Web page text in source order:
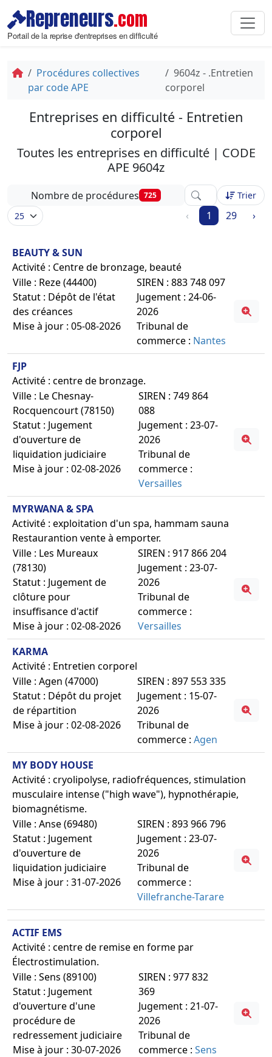
Repreneurs.com
Portail de la reprise d'entreprises en difficulté
Procédures collectives
par code APE
9604z - .Entretien
corporel
Entreprises en difficulté - Entretien
corporel
Toutes les entreprises en difficulté | CODE
APE 9604z
Nombre de procédures 725 Affinez votreTrier
‹ 1 29 ›
BEAUTY & SUN
Activité : Centre de bronzage, beauté
Ville : Reze (44400)
Statut : Dépôt de l'état
des créances
Mise à jour : 05-08-2026
SIREN : 883 748 097
Jugement : 24-06-
2026
Tribunal de
commerce : Nantes
FJP
Activité : centre de bronzage.
Ville : Le Chesnay-
Rocquencourt (78150)
Statut : Jugement
d'ouverture de
liquidation judiciaire
Mise à jour : 02-08-2026
SIREN : 749 864
088
Jugement : 23-07-
2026
Tribunal de
commerce :
Versailles
MYRWANA & SPA
Activité : exploitation d'un spa, hammam sauna
Restaurantion vente à emporter.
Ville : Les Mureaux
(78130)
Statut : Jugement de
clôture pour
insuffisance d'actif
Mise à jour : 02-08-2026
SIREN : 917 866 204
Jugement : 23-07-
2026
Tribunal de
commerce :
Versailles
KARMA
Activité : Entretien corporel
Ville : Agen (47000)
Statut : Dépôt du projet
de répartition
Mise à jour : 02-08-2026
SIREN : 897 553 335
Jugement : 15-07-
2026
Tribunal de
commerce :Agen
MY BODY HOUSE
Activité : cryolipolyse, radiofréquences, stimulation
musculaire intense ("high wave"), hypnothérapie,
biomagnétisme.
Ville : Anse (69480)
Statut : Jugement
d'ouverture de
liquidation judiciaire
Mise à jour : 31-07-2026
SIREN : 893 966 796
Jugement : 23-07-
2026
Tribunal de
commerce :
Villefranche-Tarare
ACTIF EMS
Activité : centre de remise en forme par
Électrostimulation.
Ville : Sens (89100)
Statut : Jugement
d'ouverture d'une
procédure de
redressement judiciaire
Mise à jour : 30-07-2026
SIREN : 977 832
369
Jugement : 21-07-
2026
Tribunal de
commerce :Sens